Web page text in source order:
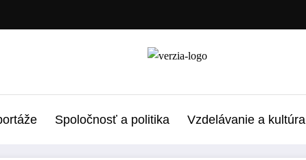
Spoločnosť a politika Vzdelávanie a kultúra